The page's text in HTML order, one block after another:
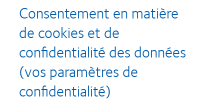
Recompenses
Consentement en matière
de cookies et de
confidentialité des données
(vos paramètres de
confidentialité)